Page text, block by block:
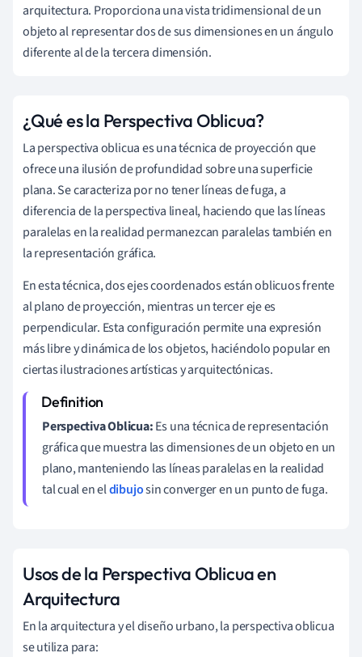
arquitectura. Proporciona una vista tridimensional de un
objeto al representar dos de sus dimensiones en un ángulo
diferente al de la tercera dimensión.
¿Qué es la Perspectiva Oblicua?
La perspectiva oblicua es una técnica de proyección que
ofrece una ilusión de profundidad sobre una superficie
plana. Se caracteriza por no tener líneas de fuga, a
diferencia de la perspectiva lineal, haciendo que las líneas
paralelas en la realidad permanezcan paralelas también en
la representación gráfica.
En esta técnica, dos ejes coordenados están oblicuos frente
al plano de proyección, mientras un tercer eje es
perpendicular. Esta configuración permite una expresión
más libre y dinámica de los objetos, haciéndolo popular en
ciertas ilustraciones artísticas y arquitectónicas.
Perspectiva Oblicua:Es una técnica de representación
gráfica que muestra las dimensiones de un objeto en un
plano, manteniendo las líneas paralelas en la realidad
tal cual en eldibujosin converger en un punto de fuga.
Usos de la Perspectiva Oblicua en
Arquitectura
En la arquitectura y el diseño urbano, la perspectiva oblicua
se utiliza para: